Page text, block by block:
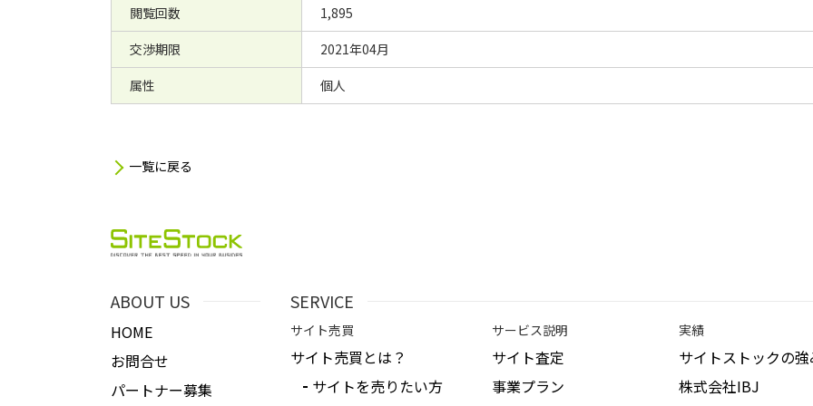
閲覧回数
1,895
交渉期限
2021年04月
属性
個人
一覧に戻る
ABOUT US
HOME
お問合せ
パートナー募集
SERVICE
サイト売買
サイト売買とは？
サイトを売りたい方
サービス説明
サイト査定
事業プラン
実績
サイトストックの強
株式会社IBJ